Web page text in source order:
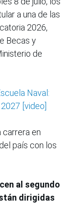
a una de las
2026,
Becas y
de
Naval:
[video]
carrera en
país con los
al segundo
dirigidas